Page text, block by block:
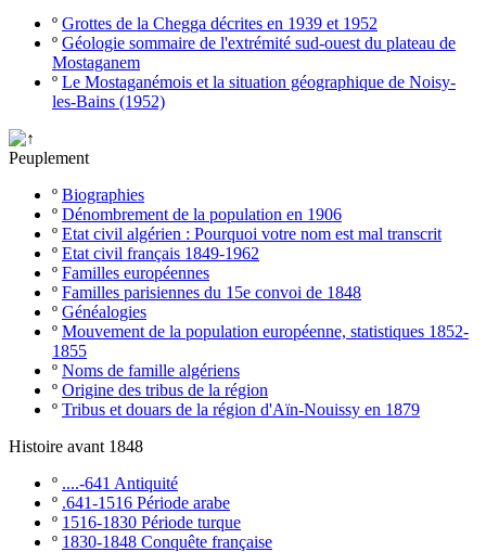
º Grottes de la Chegga décrites en 1939 et 1952
º Géologie sommaire de l'extrémité sud-ouest du plateau de
Mostaganem
º Le Mostaganémois et la situation géographique de Noisy-
les-Bains (1952)
Peuplement
º Biographies
º Dénombrement de la population en 1906
º Etat civil algérien : Pourquoi votre nom est mal transcrit
º Etat civil français 1849-1962
º Familles européennes
º Familles parisiennes du 15e convoi de 1848
º Généalogies
º Mouvement de la population européenne, statistiques 1852-
1855
º Noms de famille algériens
º Origine des tribus de la région
º Tribus et douars de la région d'Aïn-Nouissy en 1879
Histoire avant 1848
º ....-641 Antiquité
º .641-1516 Période arabe
º 1516-1830 Période turque
º 1830-1848 Conquête française